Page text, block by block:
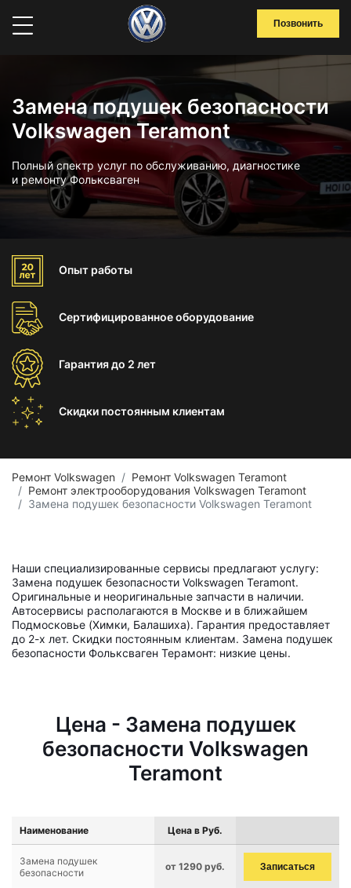
Позвонить
Замена подушек безопасности
Volkswagen Teramont
Полный спектр услуг по обслуживанию, диагностике
и ремонту Фольксваген
Опыт работы
Сертифицированноеоборудование
Гарантиядо 2 лет
Скидки постоянным клиентам
Ремонт Volkswagen
Ремонт Volkswagen Teramont
Ремонт электрооборудования Volkswagen Teramont
Замена подушек безопасности Volkswagen Teramont
Наши специализированные сервисы предлагают услугу:
Замена подушек безопасности Volkswagen Teramont.
Оригинальные и неоригинальные запчасти в наличии.
Автосервисы располагаются в Москве и в ближайшем
Подмосковье (Химки, Балашиха). Гарантия предоставляет
до 2-х лет. Скидки постоянным клиентам. Замена подушек
безопасности Фольксваген Терамонт: низкие цены.
Цена - Замена подушек
безопасности Volkswagen
Teramont
Наименование Цена в Руб.
Замена подушек
безопасности
от 1290 руб. Записаться